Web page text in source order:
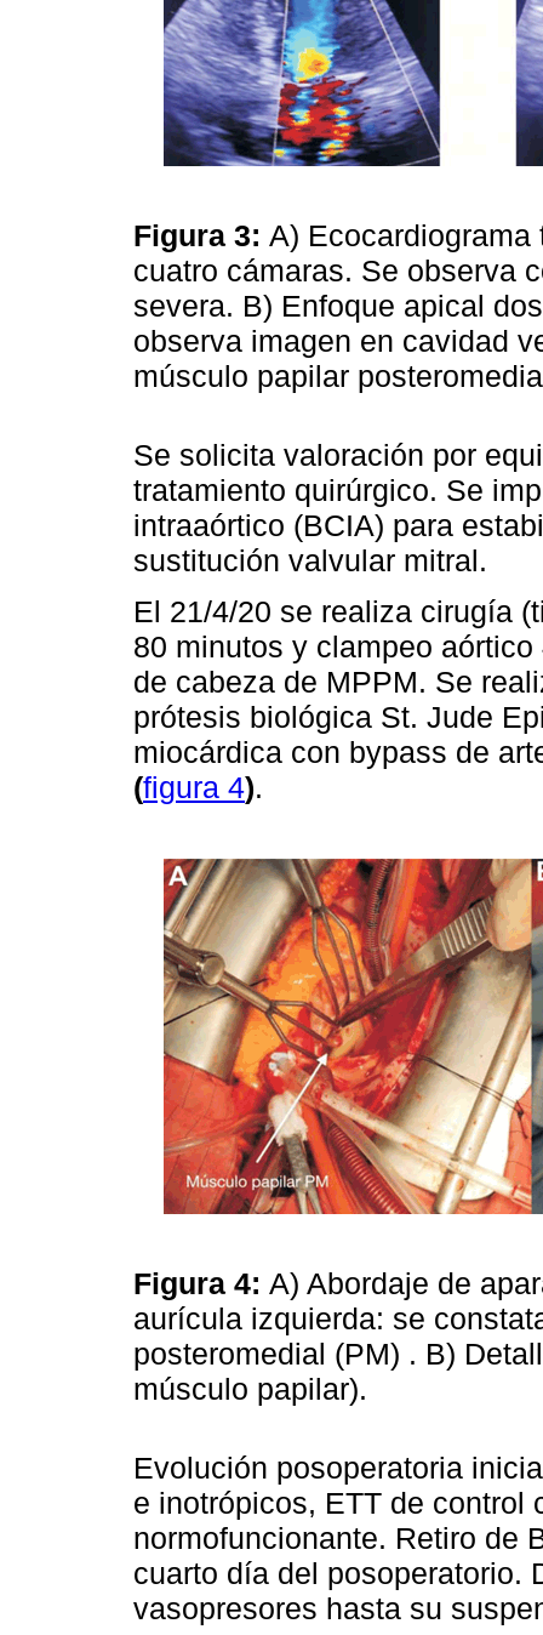
Figura 3: A)
cuatro cámaras. Se observa
severa. B) Enfoque apical
observa imagen en cavidad
músculo papilar
Se solicita valoración por
tratamiento quirúrgico. Se
intraaórtico (BCIA) para
sustitución valvular mitral.
El 21/4/20 se realiza cirugía
80 minutos y clampeo
de cabeza de MPPM. Se
prótesis biológica St. Jude
miocárdica con bypass de
(figura 4).
Figura 4: A) Abordaje de
aurícula izquierda: se
posteromedial (PM) . B)
músculo papilar).
Evolución posoperatoria
e inotrópicos, ETT de control
normofuncionante. Retiro de
cuarto día del posoperatorio.
vasopresores hasta su